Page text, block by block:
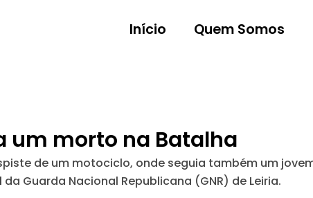
Início Quem Somos
um morto na Batalha
de um motociclo, onde seguia também um
Guarda Nacional Republicana (GNR) de Leiria.